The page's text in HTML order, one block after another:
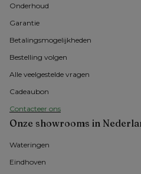
Onderhoud
Garantie
Betalingsmogelijkheden
Bestelling volgen
Alle veelgestelde vragen
Cadeaubon
Contacteer ons
Onze showrooms in
Wateringen
Eindhoven